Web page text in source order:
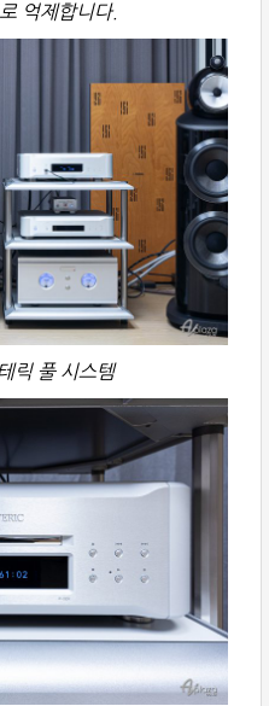
억제합니다.
릭 풀 시스템